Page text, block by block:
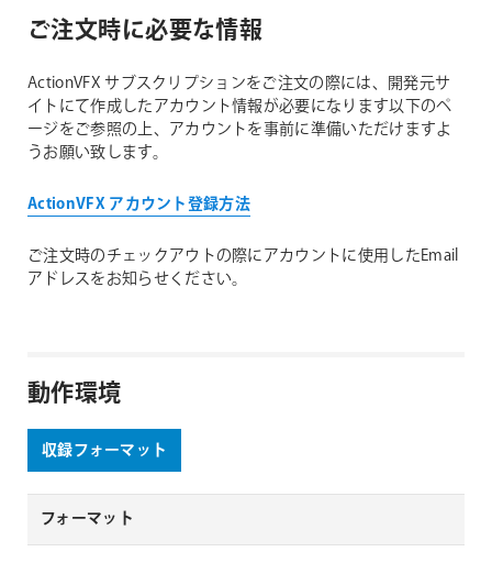
で、Essentials Catalogおよび全ライブラリのアセット
へのアクセスが可能になります。
クレジットで購入したアセットは永続ライセンス
も、アカウントからいつでもアクセス・使用可能
です。
アクセスも失われ、以前にEssentials Catalogからダウ
ンからはアクセスできなくなりますのでご注意くださ
い。サブスクリプション終了前にアセットをダウンロ
ードして、ダウンロードした素材は安全に別途保存す
ることをおすすめします。
ActionVFX End-User License Agreement
ご注文時に必要な情報
ActionVFX サブスクリプションをご注文の際には、開発元サ
イトにて作成したアカウント情報が必要になります以下のペ
ージをご参照の上、アカウントを事前に準備いただけますよ
うお願い致します。
ActionVFX アカウント登録方法
ご注文時のチェックアウトの際にアカウントに使用したEmail
アドレスをお知らせください。
動作環境
収録フォーマット
フォーマット